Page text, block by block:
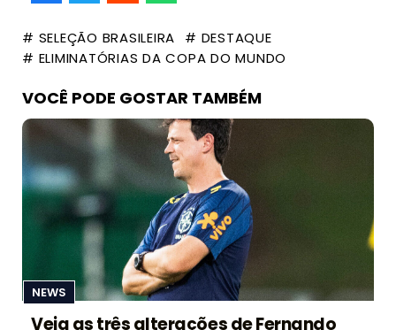
# SELEÇÃO BRASILEIRA
# DESTAQUE
# ELIMINATÓRIAS DA COPA DO MUNDO
VOCÊ PODE GOSTAR TAMBÉM
NEWS
Veja as três alterações de Fernando